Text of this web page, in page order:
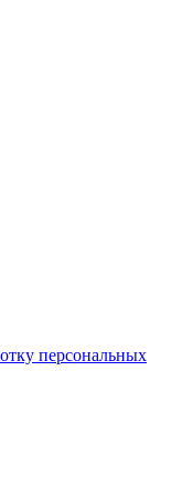
персональных